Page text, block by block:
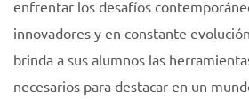
enfrentar los desafíos
innovadores y en constante
brinda a sus alumnos las
necesarios para destacar en un